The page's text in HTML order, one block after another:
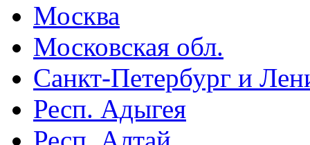
Москва
Московская обл.
Санкт-Петербург и
Респ. Адыгея